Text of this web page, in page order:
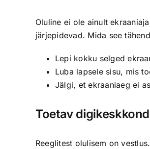
Oluline ei ole ainult
järjepidevad. Mida see
Lepi kokku selged
Luba lapsele sisu, mis
Jälgi, et ekraaniaeg ei
Toetav
Reeglitest olulisem on